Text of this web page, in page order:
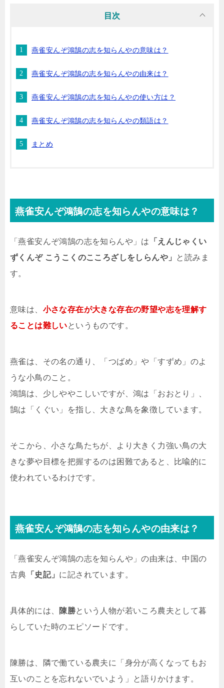
目次
燕雀安んぞ鴻鵠の志を知らんやの意味は？
燕雀安んぞ鴻鵠の志を知らんやの由来は？
燕雀安んぞ鴻鵠の志を知らんやの使い方は？
燕雀安んぞ鴻鵠の志を知らんやの類語は？
まとめ
燕雀安んぞ鴻鵠の志を知らんやの意味は？
「燕雀安んぞ鴻鵠の志を知らんや」は
「えんじゃくい
ずくんぞ こうこくのこころざしをしらんや」 と読みま
す。
意味は、 小さな存在が大きな存在の野望や志を理解す
ることは難しいというものです。
燕雀は、その名の通り、「つばめ」や「すずめ」のよ
うな小鳥のこと。
鴻鵠は、少しややこしいですが、鴻は「おおとり」、
鵠は「くぐい」を指し、大きな鳥を象徴しています。
そこから、小さな鳥たちが、より大きく力強い鳥の大
きな夢や目標を把握するのは困難であると、比喩的に
使われているわけです。
燕雀安んぞ鴻鵠の志を知らんやの由来は？
「燕雀安んぞ鴻鵠の志を知らんや」の由来は、中国の
古典 「史記」 に記されています。
具体的には、 陳勝という人物が若いころ農夫として暮
らしていた時のエピソードです。
陳勝は、隣で働ている農夫に「身分が高くなってもお
互いのことを忘れないでいよう」と語りかけます。